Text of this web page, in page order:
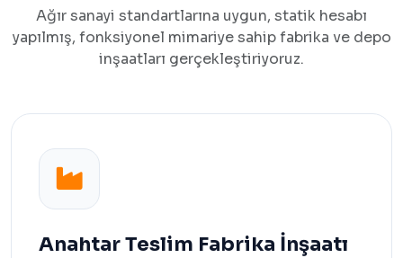
Ağır sanayi standartlarına uygun, statik hesabı
yapılmış, fonksiyonel mimariye sahip fabrika ve depo
inşaatları gerçekleştiriyoruz.
Anahtar Teslim Fabrika İnşaatı